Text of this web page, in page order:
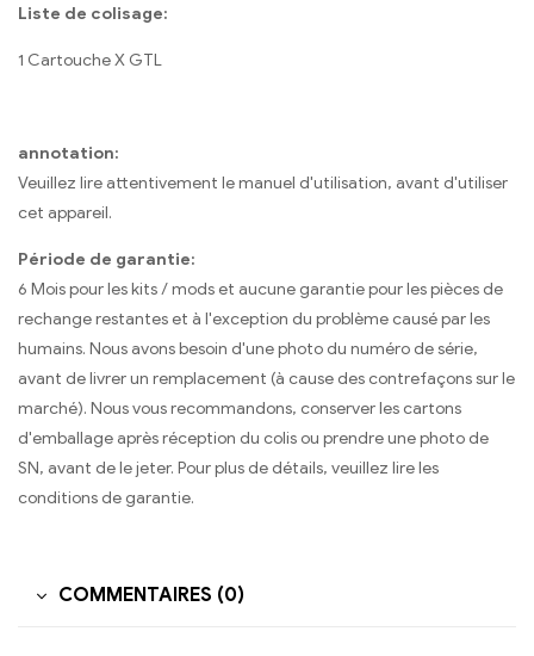
Liste de colisage:
1 Cartouche X GTL
annotation:
Veuillez lire attentivement le manuel d'utilisation, avant d'utiliser
cet appareil.
Période de garantie:
6 Mois pour les kits / mods et aucune garantie pour les pièces de
rechange restantes et à l'exception du problème causé par les
humains. Nous avons besoin d'une photo du numéro de série,
avant de livrer un remplacement (à cause des contrefaçons sur le
marché). Nous vous recommandons, conserver les cartons
d'emballage après réception du colis ou prendre une photo de
SN, avant de le jeter. Pour plus de détails, veuillez lire les
conditions de garantie.
COMMENTAIRES (0)